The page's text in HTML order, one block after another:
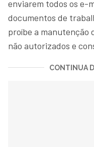
enviarem todos os e-
documentos de
proíbe a manutenção
não autorizados e
CONTINUA